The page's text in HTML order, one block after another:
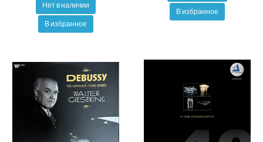
Нет в наличии
В избранное
В избранное